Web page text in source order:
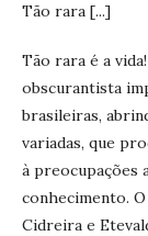
Tão rara [...]
Tão rara é a
obscurantista
brasileiras,
variadas, que
à preocupações
conhecimento.
Cidreira e